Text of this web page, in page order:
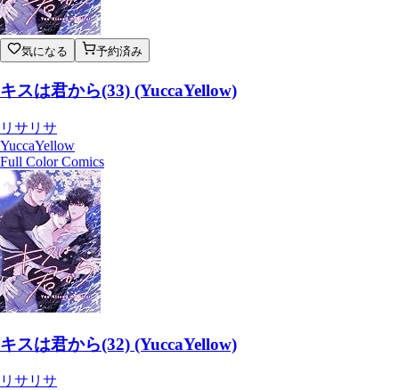
気になる 予約済み
キスは君から(33) (YuccaYellow)
リサリサ
YuccaYellow
Full Color Comics
キスは君から(32) (YuccaYellow)
リサリサ